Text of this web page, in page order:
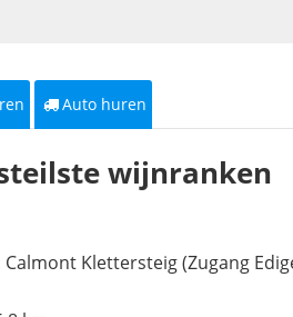
Auto huren
wijnranken
Calmont Klettersteig (Zugang